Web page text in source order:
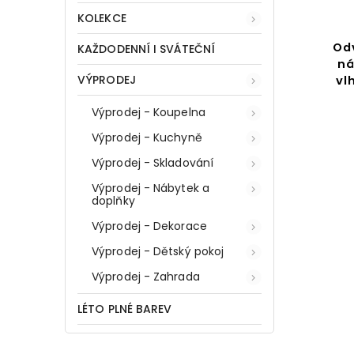
KOLEKCE
KAŽDODENNÍ I SVÁTEČNÍ
VÝPRODEJ
Výprodej - Koupelna
Výprodej - Kuchyně
Výprodej - Skladování
Výprodej - Nábytek a
doplňky
Výprodej - Dekorace
Výprodej - Dětský pokoj
Výprodej - Zahrada
LÉTO PLNÉ BAREV
Kazeta pro zařízení
pohlcující vlhkost,
oranžová vůně - kvádr, 500
g, WENKO
209 Kč